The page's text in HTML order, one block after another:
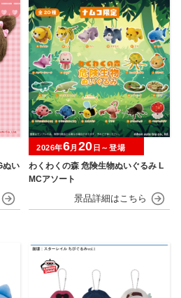
ぬい
わくわくの森 危険生物ぬいぐるみ L
MCアソート
2026年6月 20 日～登場